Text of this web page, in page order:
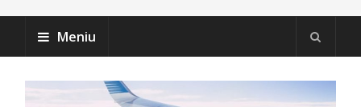
Meniu